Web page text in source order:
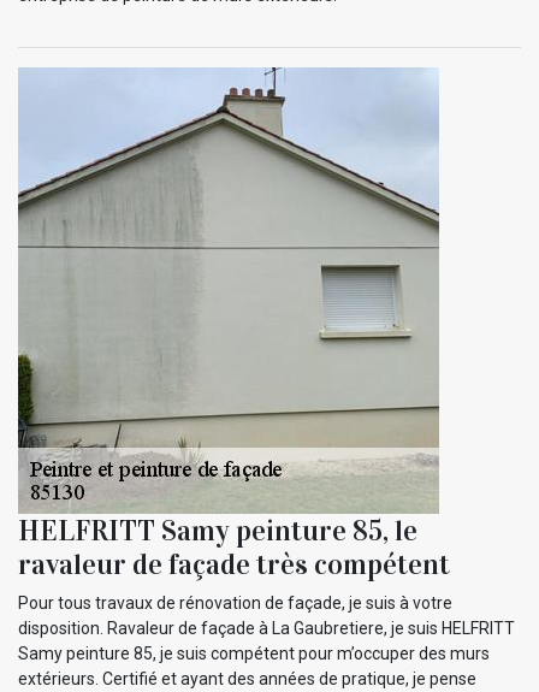
HELFRITT Samy peinture 85, le
ravaleur de façade très compétent
Pour tous travaux de rénovation de façade, je suis à votre
disposition. Ravaleur de façade à La Gaubretiere, je suis HELFRITT
Samy peinture 85, je suis compétent pour m’occuper des murs
extérieurs. Certifié et ayant des années de pratique, je pense